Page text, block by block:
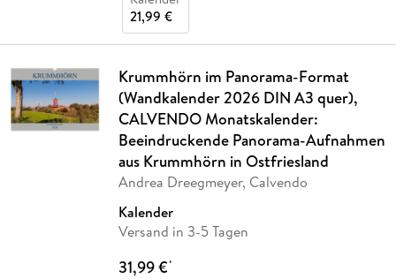
21,99 €
Krummhörn im Panorama-Format
(Wandkalender 2026 DIN A3 quer),
CALVENDO Monatskalender:
Beeindruckende Panorama-Aufnahmen
aus Krummhörn in Ostfriesland
Andrea Dreegmeyer, Calvendo
Kalender
Versand in 3-5 Tagen
31,99 €*